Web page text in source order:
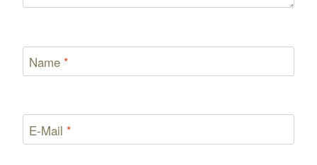
Name *
E-Mail *